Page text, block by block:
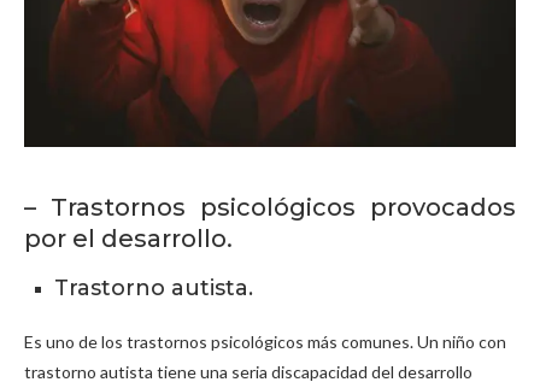
– Trastornos psicológicos provocados
por el desarrollo.
Trastorno autista.
Es uno de los trastornos psicológicos más comunes. Un niño con
trastorno autista tiene una seria discapacidad del desarrollo